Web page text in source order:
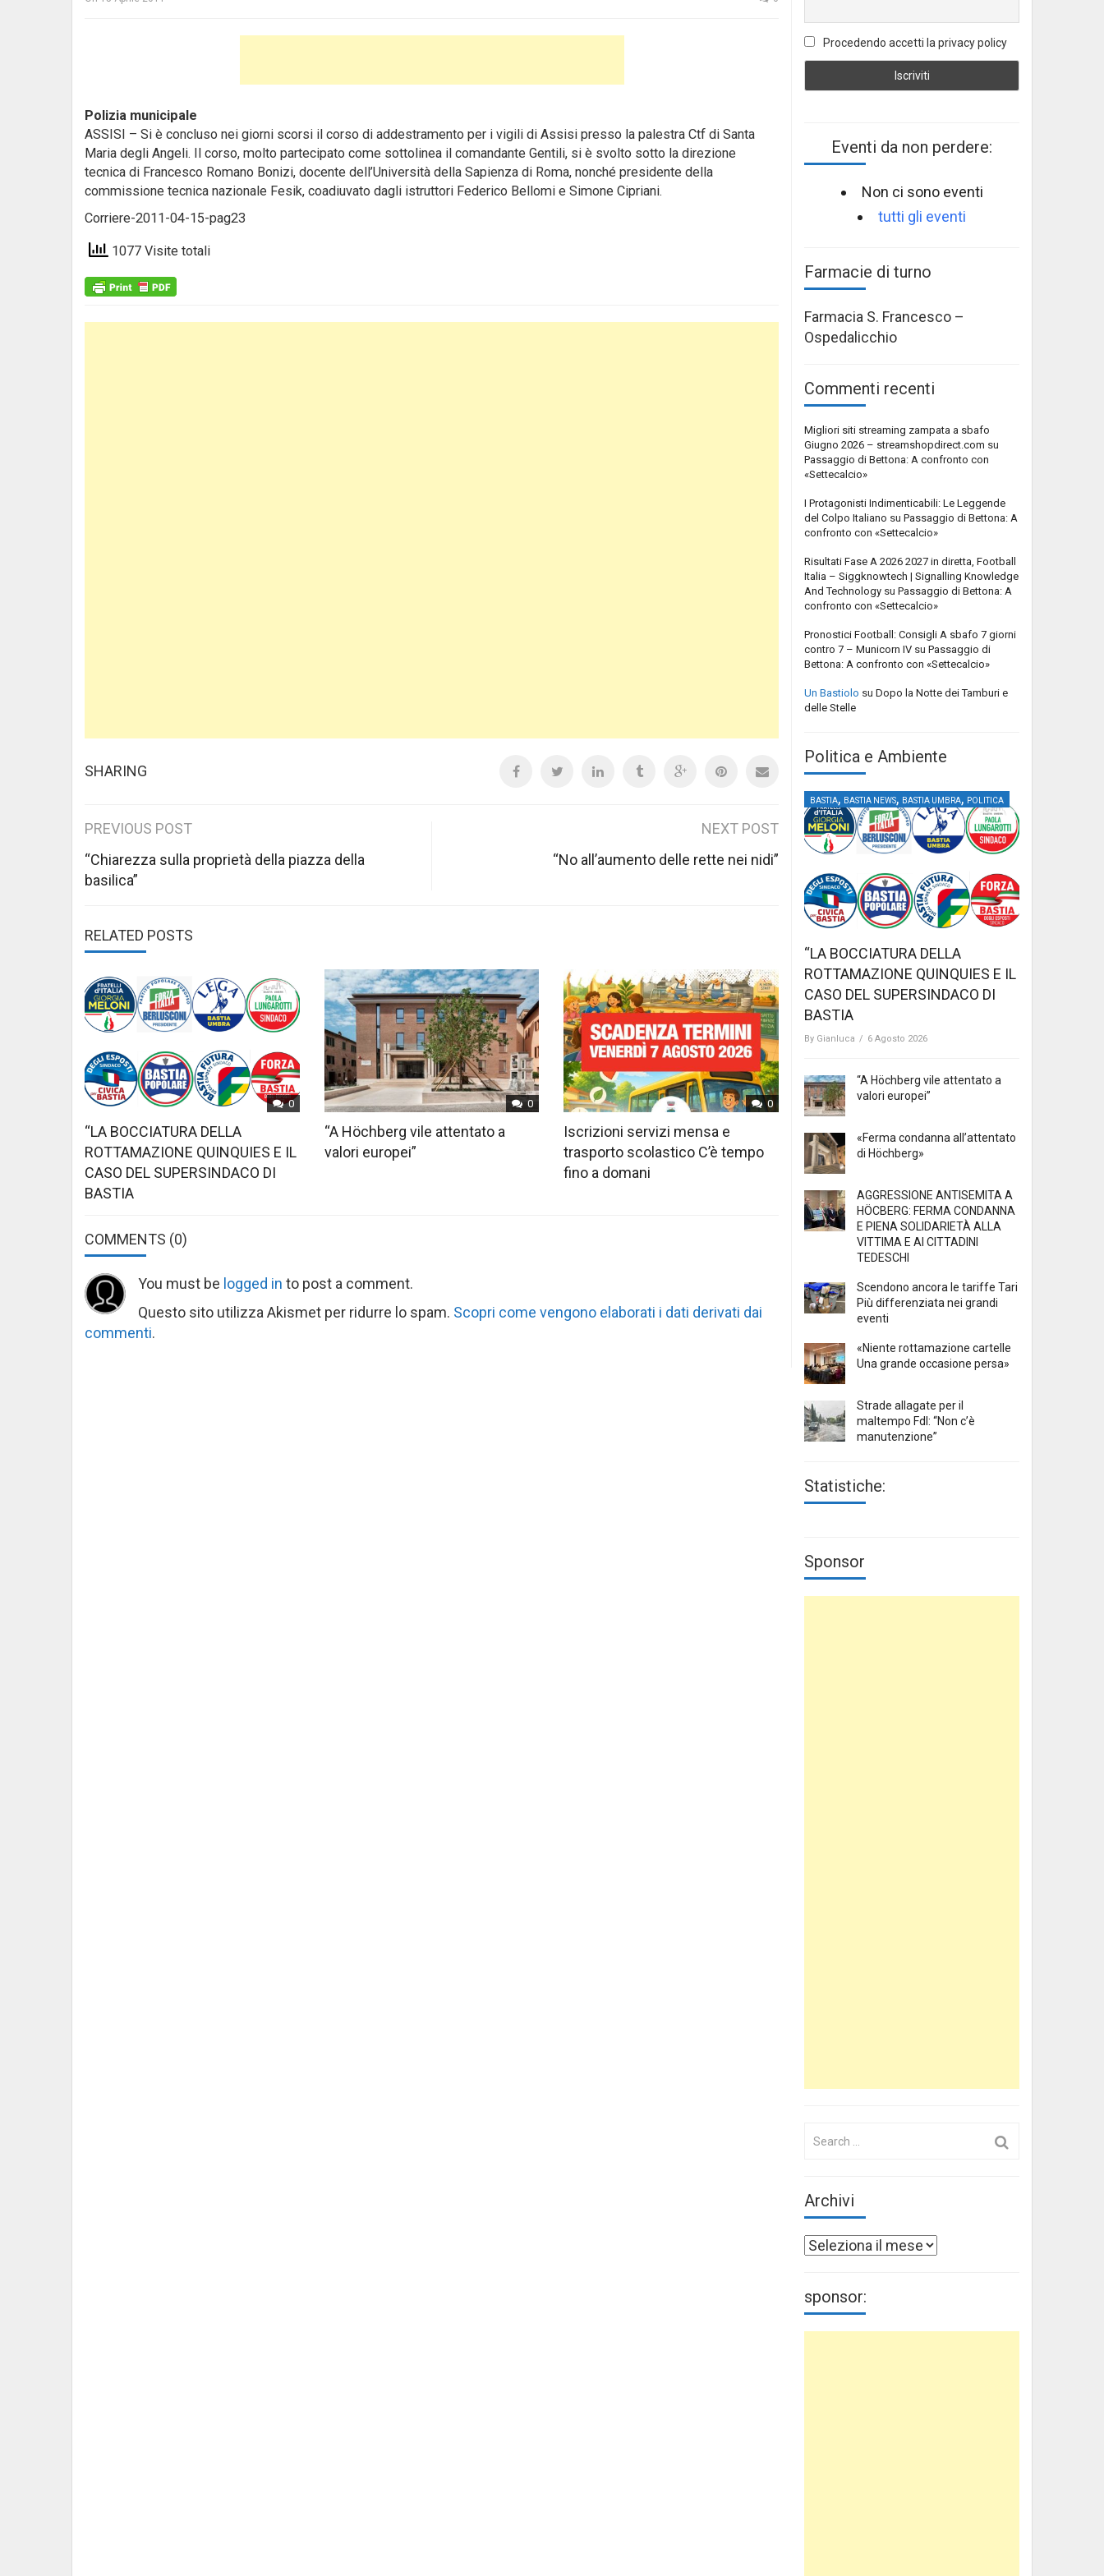
Polizia municipale
ASSISI – Si è concluso nei giorni scorsi il corso di addestramento per i vigili di Assisi presso la palestra Ctf di Santa
Maria degli Angeli. Il corso, molto partecipato come sottolinea il comandante Gentili, si è svolto sotto la direzione
tecnica di Francesco Romano Bonizi, docente dell’Università della Sapienza di Roma, nonché presidente della
commissione tecnica nazionale Fesik, coadiuvato dagli istruttori Federico Bellomi e Simone Cipriani.
Corriere-2011-04-15-pag23
1077 Visite totali
SHARING
Post
navigation
PREVIOUS POST
“Chiarezza sulla proprietà della piazza della
basilica”
NEXT POST
“No all’aumento delle rette nei nidi”
RELATED POSTS
0
“LA BOCCIATURA DELLA
ROTTAMAZIONE QUINQUIES E IL
CASO DEL SUPERSINDACO DI
BASTIA
0
“A Höchberg vile attentato a
valori europei”
0
Iscrizioni servizi mensa e
trasporto scolastico C’è tempo
fino a domani
COMMENTS (0)
You must be logged in to post a comment.
Questo sito utilizza Akismet per ridurre lo spam. Scopri come vengono elaborati i dati derivati dai
commenti.
Procedendo accetti la privacy policy
Eventi da non perdere:
Non ci sono eventi
tutti gli eventi
Farmacie di turno
Farmacia S. Francesco –
Ospedalicchio
Commenti recenti
Migliori siti streaming zampata a sbafo
Giugno 2026 – streamshopdirect.com su
Passaggio di Bettona: A confronto con
«Settecalcio»
I Protagonisti Indimenticabili: Le Leggende
del Colpo Italiano su Passaggio di Bettona: A
confronto con «Settecalcio»
Risultati Fase A 2026 2027 in diretta, Football
Italia – Siggknowtech | Signalling Knowledge
And Technology su Passaggio di Bettona: A
confronto con «Settecalcio»
Pronostici Football: Consigli A sbafo 7 giorni
contro 7 – Municorn IV su Passaggio di
Bettona: A confronto con «Settecalcio»
Un Bastiolo su Dopo la Notte dei Tamburi e
delle Stelle
Politica e Ambiente
BASTIA, BASTIA NEWS, BASTIA UMBRA, POLITICA
“LA BOCCIATURA DELLA
ROTTAMAZIONE QUINQUIES E IL
CASO DEL SUPERSINDACO DI
BASTIA
By Gianluca / 6 Agosto 2026
“A Höchberg vile attentato a
valori europei”
«Ferma condanna all’attentato
di Höchberg»
AGGRESSIONE ANTISEMITA A
HÖCBERG: FERMA CONDANNA
E PIENA SOLIDARIETÀ ALLA
VITTIMA E AI CITTADINI
TEDESCHI
Scendono ancora le tariffe Tari
Più differenziata nei grandi
eventi
«Niente rottamazione cartelle
Una grande occasione persa»
Strade allagate per il
maltempo FdI: “Non c’è
manutenzione”
Statistiche:
Sponsor
Archivi
Archivi
sponsor: